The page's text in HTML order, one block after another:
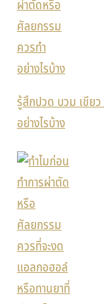
รู้สึกปวด บวม เขีย
อย่างไรบ้าง